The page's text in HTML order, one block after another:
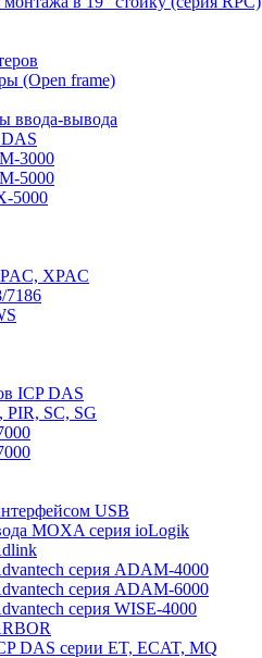
(Open frame)
ввода-вывода
3000
5000
5000
XPAC
7186
ICP DAS
SC, SG
USB
MOXA серия ioLogik
серия ADAM-4000
серия ADAM-6000
серия WISE-4000
DAS серии ET, ECAT, MQ